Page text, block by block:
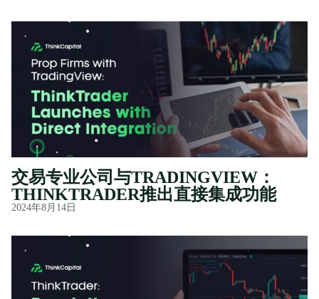
交易专业公司与TRADINGVIEW：
THINKTRADER推出直接集成功能
2024年8月14日